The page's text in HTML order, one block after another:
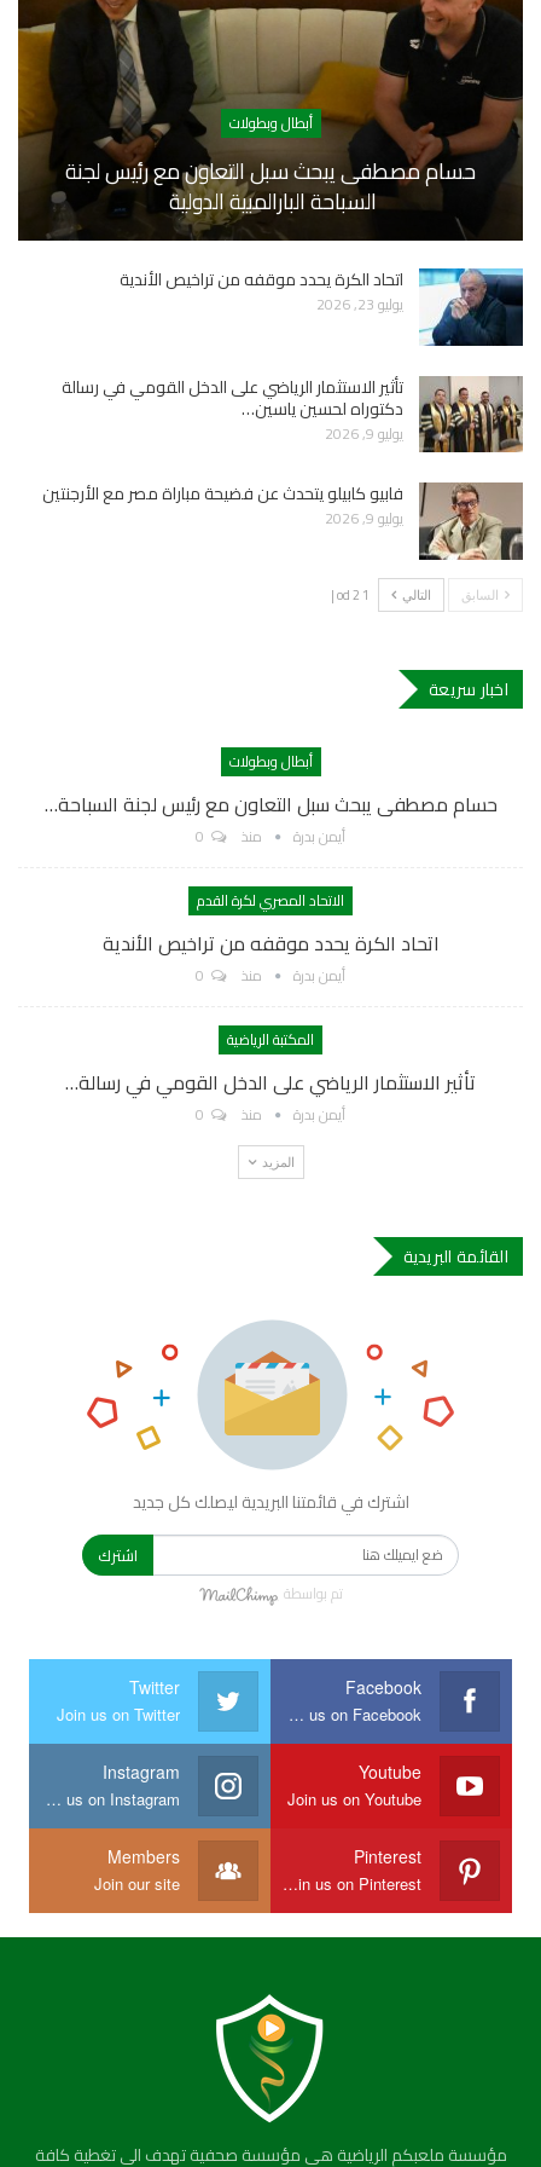
أبطال وبطولات
حسام مصطفى يبحث سبل التعاون مع رئيس لجنة
السباحة البارالمبية الدولية
اتحاد الكرة يحدد موقفه من تراخيص الأندية
يوليو 23, 2026
تأثير الاستثمار الرياضي على الدخل القومي في رسالة
دكتوراه لحسين ياسين…
يوليو 9, 2026
فابيو كابيلو يتحدث عن فضيحة مباراة مصر مع الأرجنتين
يوليو 9, 2026
السابق التالي 1 od 2 |
اخبار سريعة
أبطال وبطولات
حسام مصطفى يبحث سبل التعاون مع رئيس لجنة السباحة…
أيمن بدرة منذ
الاتحاد المصري لكرة القدم
اتحاد الكرة يحدد موقفه من تراخيص الأندية
أيمن بدرة منذ
المكتبة الرياضية
تأثير الاستثمار الرياضي على الدخل القومي في رسالة…
أيمن بدرة منذ
المزيد
القائمة البريدية
اشترك في قائمتنا البريدية ليصلك كل جديد
اشترك
تم بواسطة
Facebook
Join us on Facebook
Twitter
Join us on Twitter
Youtube
Join us on Youtube
Instagram
Join us on Instagram
Pinterest
Join us on Pinterest
Members
Join our site
مؤسسة ملعبكم الرياضية هي مؤسسة صحفية تهدف الي تغطية كافة